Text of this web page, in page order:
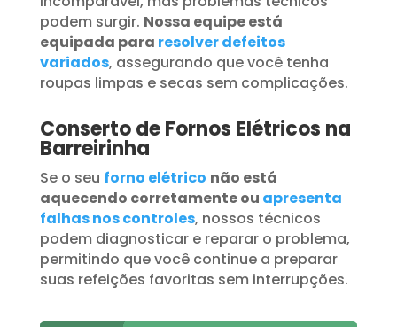
podem surgir. Nossa equipe está
equipada para resolver defeitos
variados, assegurando que você tenha
roupas limpas e secas sem complicações.
Conserto de Fornos Elétricos na
Barreirinha
Se o seu forno elétrico não está
aquecendo corretamente ou apresenta
falhas nos controles, nossos técnicos
podem diagnosticar e reparar o problema,
permitindo que você continue a preparar
suas refeições favoritas sem interrupções.